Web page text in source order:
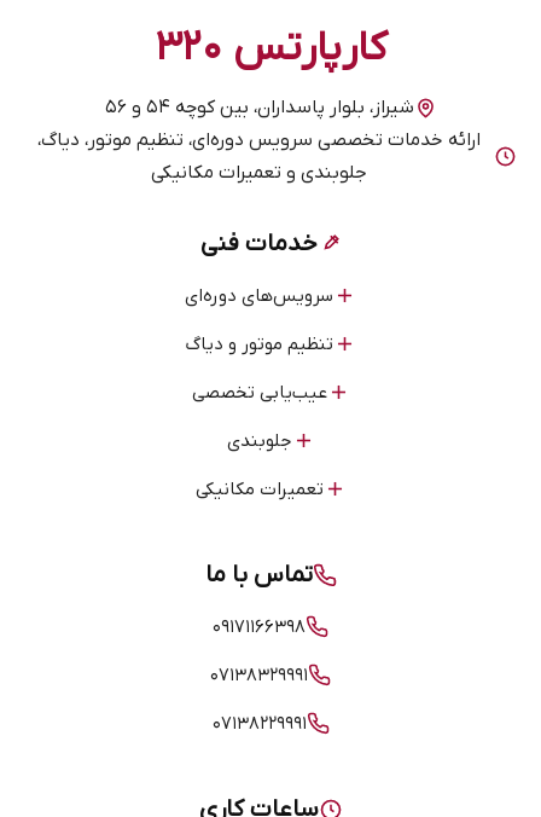
کارپارتس ۳۲۰
شیراز، بلوار پاسداران، بین کوچه ۵۴ و ۵۶
ارائه خدمات تخصصی سرویس دوره‌ای، تنظیم موتور، دیاگ،
جلوبندی و تعمیرات مکانیکی
خدمات فنی
سرویس‌های دوره‌ای
تنظیم موتور و دیاگ
عیب‌یابی تخصصی
جلوبندی
تعمیرات مکانیکی
تماس با ما
۰۹۱۷۱۱۶۶۳۹۸
۰۷۱۳۸۳۲۹۹۹۱
۰۷۱۳۸۲۲۹۹۹۱
ساعات کاری